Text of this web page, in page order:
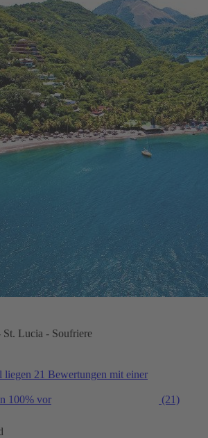
St. Lucia - Soufriere
liegen 21 Bewertungen mit einer
100% vor
(21)